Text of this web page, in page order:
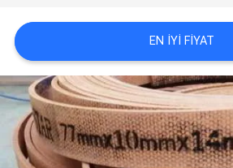
HARITASI
PRIVACY
POLICY
EN IYI FIYAT